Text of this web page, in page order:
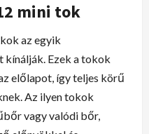
mini tok
az egyik
kínálják. Ezek a tokok
előlapot, így teljes körű
Az ilyen tokok
vagy valódi bőr,